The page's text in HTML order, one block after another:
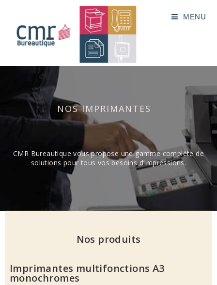
MENU
NOS IMPRIMANTES
CMR Bureautique vous propose une gamme complète de
solutions pour tous vos besoins d’impressions.
Nos produits
Imprimantes multifonctions A3
monochromes